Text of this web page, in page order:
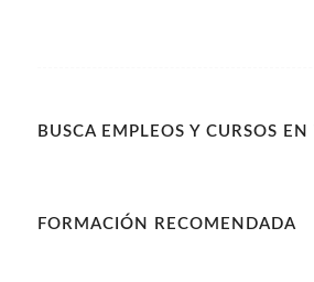
BUSCA EMPLEOS Y CURSOS
FORMACIÓN RECOMENDADA